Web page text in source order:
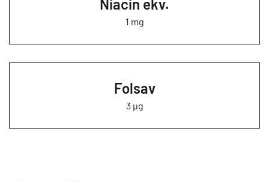
Niacin ekv.
1 mg
Folsav
3 µg